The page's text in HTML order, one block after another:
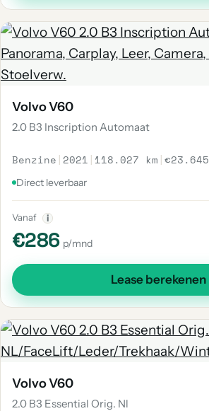
Volvo V60
2.0 B3 Inscription Automaat
Benzine | 2021 | 118.027 km |€23.645
Direct leverbaar
Vanaf i
€286 p/mnd
Lease berekenen
Volvo V60
2.0 B3 Essential Orig. Nl